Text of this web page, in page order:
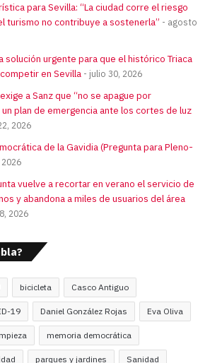
para Sevilla: “La ciudad corre el riesgo
turismo no contribuye a sostenerla”
agosto
solución urgente para que el histórico Triaca
en Sevilla
julio 30, 2026
a Sanz que “no se apague por
plan de emergencia ante los cortes de luz
2026
de la Gavidia (Pregunta para Pleno-
vuelve a recortar en verano el servicio de
y abandona a miles de usuarios del área
2026
bicicleta Casco Antiguo
19 Daniel González Rojas Eva Oliva
memoria democrática
parques y jardines Sanidad